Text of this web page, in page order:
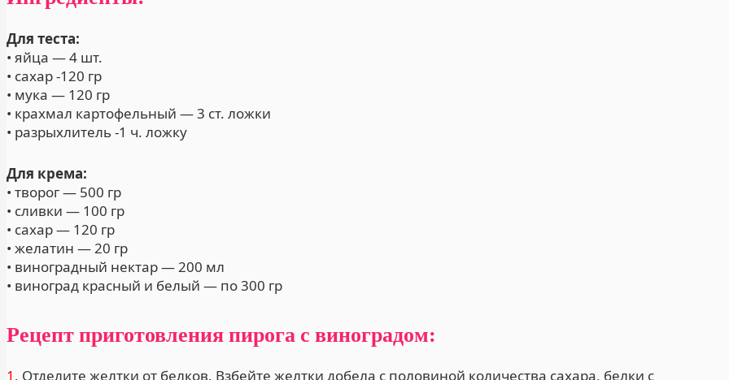
Для теста:
• яйца — 4 шт.
• сахар -120 гр
• мука — 120 гр
• крахмал картофельный — 3 ст. ложки
• разрыхлитель -1 ч. ложку
Для крема:
• творог — 500 гр
• сливки — 100 гр
• сахар — 120 гр
• желатин — 20 гр
• виноградный нектар — 200 мл
• виноград красный и белый — по 300 гр
Рецепт приготовления пирога с виноградом:
1. Отделите желтки от белков. Взбейте желтки добела с половиной количества сахара, белки с